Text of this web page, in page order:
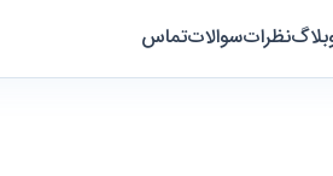
نظراتسوالاتتماس